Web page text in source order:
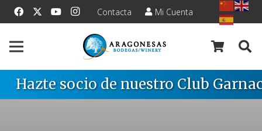
Contacta Mi Cuenta
Hazte socio de nuestro Club